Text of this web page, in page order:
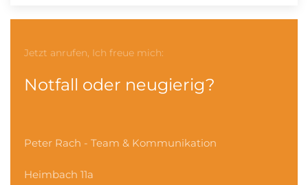
Jetzt anrufen, Ich freue mich:
Notfall oder neugierig?
Peter Rach - Team & Kommunikation
Heimbach 11a